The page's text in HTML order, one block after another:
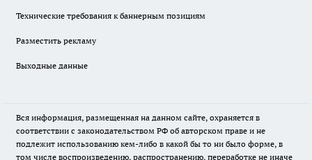
Технические требования к баннерным позициям
Разместить рекламу
Выходные данные
Вся информация, размещенная на данном сайте, охраняется в
соответствии с законодательством РФ об авторском праве и не
подлежит использованию кем-либо в какой бы то ни было форме, в
том числе воспроизведению, распространению, переработке не иначе